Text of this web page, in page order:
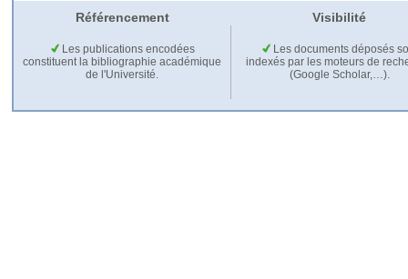
Référencement Visibilité
Les publications encodées
constituent la bibliographie académique
de l'Université.
Les documents déposés
indexés par les moteurs de
(Google Scholar,…).